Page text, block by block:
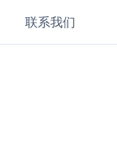
联系我们